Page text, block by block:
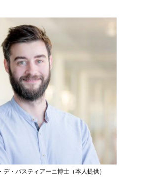
デ・バスティアーニ博士（本人提供）